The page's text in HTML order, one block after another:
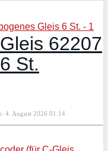
62207
St.
4. August 2026 01:14